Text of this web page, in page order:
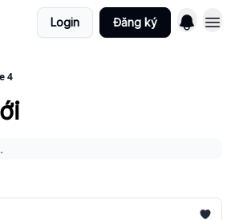
Login Đăng ký
4